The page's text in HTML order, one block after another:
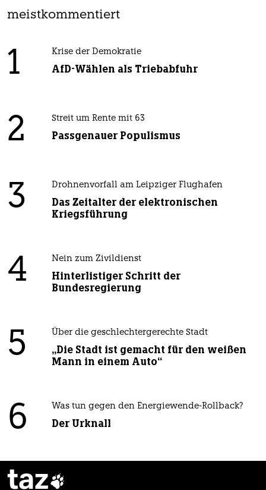
meistkommentiert
1 Krise der Demokratie
AfD-Wählen als Triebabfuhr
2 Streit um Rente mit 63
Passgenauer Populismus
3 Drohnenvorfall am Leipziger Flughafen
Das Zeitalter der elektronischen
Kriegsführung
4 Nein zum Zivildienst
Hinterlistiger Schritt der
Bundesregierung
5 Über die geschlechtergerechte Stadt
„Die Stadt ist gemacht für den weißen
Mann in einem Auto“
6 Was tun gegen den Energiewende-Rollback?
Der Urknall
taz